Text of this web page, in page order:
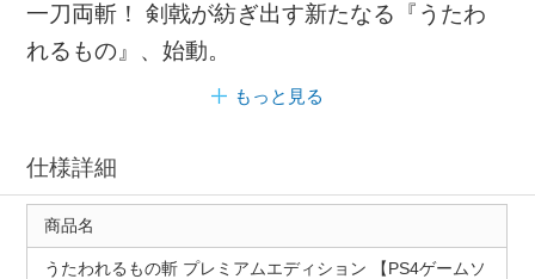
一刀両斬！ 剣戟が紡ぎ出す新たなる『うたわ
れるもの』、始動。
もっと見る
仕様詳細
商品名
うたわれるもの斬 プレミアムエディション 【PS4ゲームソ